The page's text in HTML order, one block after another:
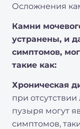
Осложнения
Камни
устранены, и
симптомов,
такие как:
Хроническая
при
пузыря могут
симптомов,